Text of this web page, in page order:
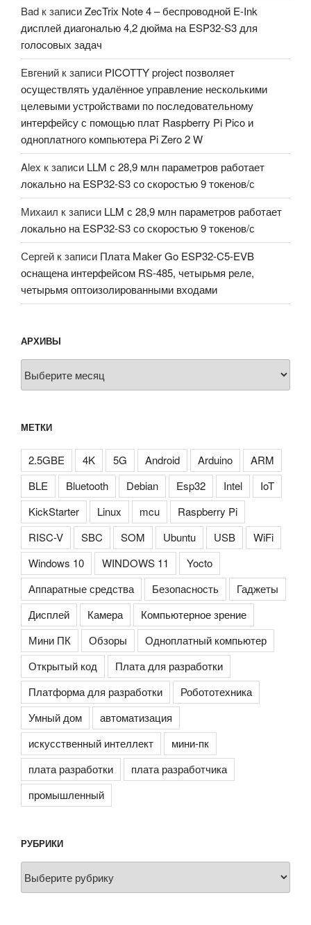
Bad к записиZecTrix Note 4 – беспроводной E-Ink
дисплей диагональю 4,2 дюйма на ESP32-S3 для
голосовых задач
Евгений к записи PICOTTY project позволяет
осуществлять удалённое управление несколькими
целевыми устройствами по последовательному
интерфейсу с помощью плат Raspberry Pi Pico и
одноплатного компьютера Pi Zero 2 W
Alex к записи LLM с 28,9 млн параметров работает
локально на ESP32-S3 со скоростью 9 токенов/с
Михаил к записи LLM с 28,9 млн параметров работает
локально на ESP32-S3 со скоростью 9 токенов/с
Сергей к записи Плата Maker Go ESP32-C5-EVB
оснащена интерфейсом RS-485, четырьмя реле,
четырьмя оптоизолированными входами
АРХИВЫ
МЕТКИ
2.5GBE 4K 5G Android Arduino
ARM
BLE
Bluetooth Debian Esp32 Intel
IoT
KickStarter
Linux mcu
Raspberry Pi
RISC-V
SBC SOM Ubuntu USB
WiFi
Windows 10
WINDOWS 11
Yocto
Аппаратные средства
Безопасность
Гаджеты
Дисплей
Камера
Компьютерное зрение
Мини ПК
Обзоры
Одноплатный компьютер
Открытый код
Плата для разработки
Платформа для разработки
Робототехника
Умный дом
автоматизация
искусственный интеллект
мини-пк
плата разработки
плата разработчика
промышленный
РУБРИКИ